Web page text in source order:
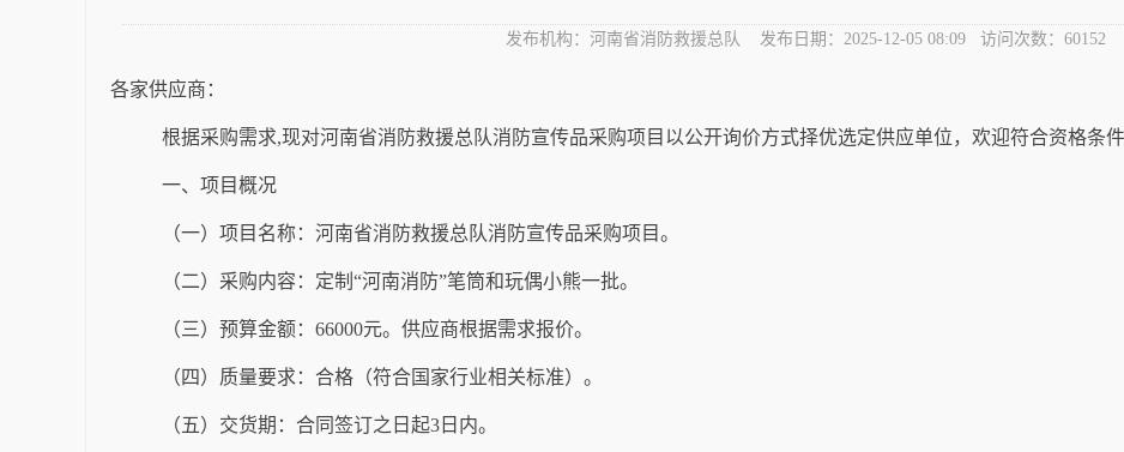
发布机构： 河南省消防救援总队 发布日期： 2025-12-05 08:09访问次数： 60152
各家供应商：
根据采购需求,现对河南省消防救援总队消防宣传品采购项目以公开询价方式择优选定供应单位，欢迎符合资格条
一、项目概况
（一）项目名称：河南省消防救援总队消防宣传品采购项目。
（二）采购内容： 定制 “河南消防”笔筒和玩偶小熊一批。
（三）预算金额： 66000元。供应商根据需求报价。
（四）质量要求：合格（符合国家行业相关标准）。
（五）交货期：合同签订之日起3 日内。